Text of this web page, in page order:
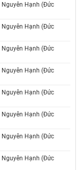
Nguyên Hạnh (Đức
Nguyên Hạnh (Đức
Nguyên Hạnh (Đức
Nguyên Hạnh (Đức
Nguyên Hạnh (Đức
Nguyên Hạnh (Đức
Nguyên Hạnh (Đức
Nguyên Hạnh (Đức